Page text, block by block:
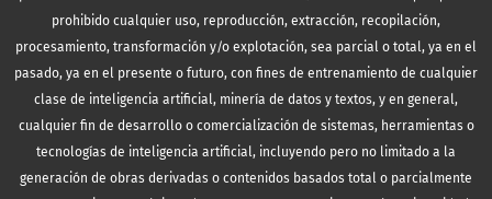
prohibido cualquier uso, reproducción, extracción, recopilación,
procesamiento, transformación y/o explotación, sea parcial o total, ya en el
pasado, ya en el presente o futuro, con fines de entrenamiento de cualquier
clase de inteligencia artificial, minería de datos y textos, y en general,
cualquier fin de desarrollo o comercialización de sistemas, herramientas o
tecnologías de inteligencia artificial, incluyendo pero no limitado a la
generación de obras derivadas o contenidos basados total o parcialmente